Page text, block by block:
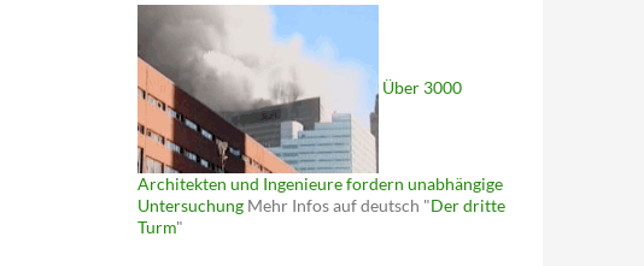
Über 3000
Architekten und Ingenieure fordern unabhängige
Untersuchung Mehr Infos auf deutsch "Der dritte
Turm"